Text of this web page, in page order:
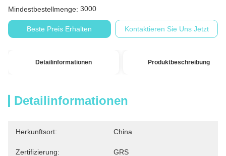
Mindestbestellmenge: 3000
Beste Preis Erhalten Kontaktieren Sie Uns Jetzt
Detailinformationen Produktbeschreibung
Detailinformationen
Herkunftsort: China
Zertifizierung: GRS